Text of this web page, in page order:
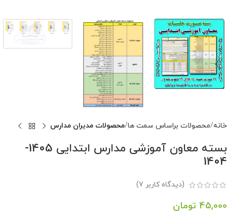
خانه محصولات براساس سمت ها محصولات مدیران مدارس
بسته معاون آموزشی مدارس ابتدایی 1405-
1404
(دیدگاه کاربر 7
)
45,000 تومان